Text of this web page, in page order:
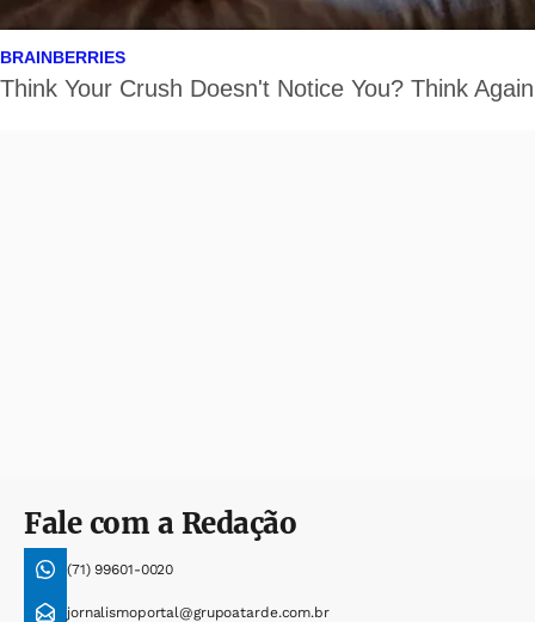
Fale com a Redação
(71) 99601-0020
jornalismoportal@grupoatarde.com.br